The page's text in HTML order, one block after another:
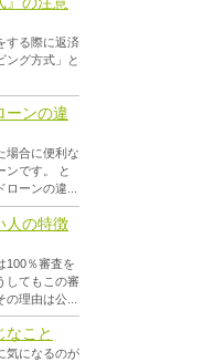
する際に返済
ング方式」と
ーンの違
場合に便利な
ンです。 と
ーンの違...
人の特徴
100％審査を
してもこの審
理由は公...
なこと
気になるのが